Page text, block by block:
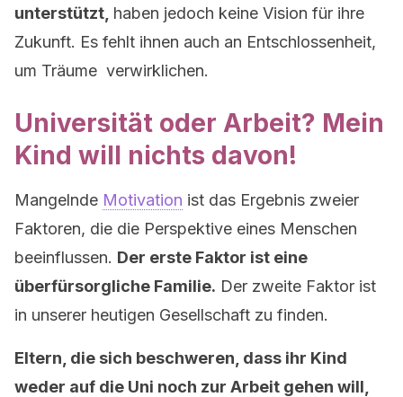
unterstützt, haben jedoch keine Vision für ihre
Zukunft. Es fehlt ihnen auch an Entschlossenheit,
um Träume verwirklichen.
Universität oder Arbeit? Mein
Kind will nichts davon!
Mangelnde Motivation ist das Ergebnis zweier
Faktoren, die die Perspektive eines Menschen
beeinflussen. Der erste Faktor ist eine
überfürsorgliche Familie. Der zweite Faktor ist
in unserer heutigen Gesellschaft zu finden.
Eltern, die sich beschweren, dass ihr Kind
weder auf die Uni noch zur Arbeit gehen will,